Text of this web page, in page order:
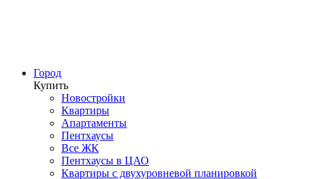
Город
Купить
Новостройки
Квартиры
Апартаменты
Пентхаусы
Все ЖК
Пентхаусы в ЦАО
Квартиры с двухуровневой планировкой